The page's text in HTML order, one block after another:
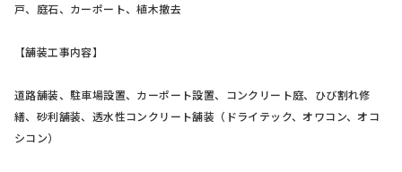
戸、庭石、カーポート、植木撤去
【舗装工事内容】
道路舗装、駐車場設置、カーポート設置、コンクリート庭、ひび割れ修
繕、砂利舗装、透水性コンクリート舗装（ドライテック、オワコン、オコ
シコン）